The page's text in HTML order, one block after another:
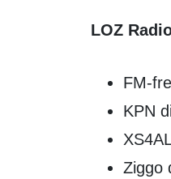
LOZ
FM-
KPN
Ziggo